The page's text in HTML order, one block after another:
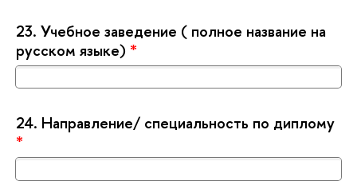
23. Учебное заведение ( полное название на
русском языке) *
24. Направление/ специальность по диплому
*